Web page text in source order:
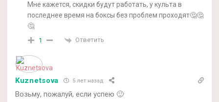
Мне кажется, скидки будут работать, у культа в
последнее время на боксы без проблем проходят🤔🤔
🤔
1 Ответить
Kuznetsova 5 лет назад
Возьму, пожалуй, если успею 🙂